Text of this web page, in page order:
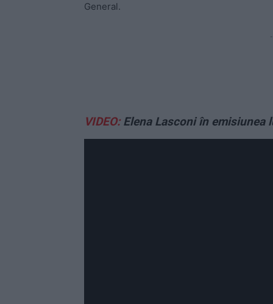
General.
VIDEO:Elena Lasconi în emisiunea